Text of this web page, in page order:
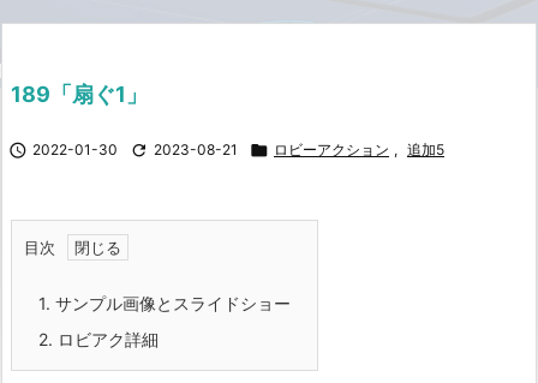

189「扇ぐ1」
 2022-01-30  2023-08-21  ロビーアクション , 追加5
目次
1. サンプル画像とスライドショー
2. ロビアク詳細